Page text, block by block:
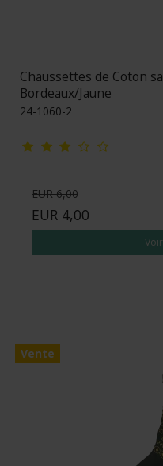
Chaussettes de Coton
Bordeaux/Jaune
24-1060-2
EUR 6,00
EUR 4,00
Vente